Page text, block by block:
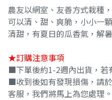
農友以網室、友善方式栽種
可以清、甜、爽脆，小小一
清甜，有夏日的瓜香氣，解
★訂購注意事項
■下單後約1-2週內出貨，若
■收到後如有發現損傷，請
客服，我們將馬上為您處理。